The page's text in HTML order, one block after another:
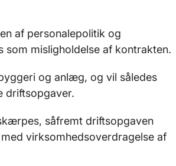
af personalepolitik og
som misligholdelse af kontrakten.
og anlæg, og vil således
driftsopgaver.
såfremt driftsopgaven
virksomhedsoverdragelse af